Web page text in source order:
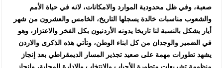
صعبة، وفي ظل محدودية الموارد والامكانات، لانه في حياة الأمم
والشعوب مناسبات خالدة يسجلها التاريخ، الخامس والعشرون من شهر
أيار يشكل بالنسبة لنا تاريخا يدونه الأردنيون بكل الفخر والاعتزاز، وهو
في الضمير والوجدان من كل ابناء الوطن، وتأتي هذه الذكرى والاردن
يشهد تطورات مهمة على صعيد تجذير المسار الديمقراطي بعد إنجاز